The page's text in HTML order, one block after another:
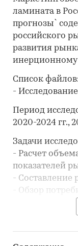
ламината в
прогнозы`
российского
развития
Список
-
Период
2020-2024 гг.,
Задачи
- Расчет
показателей
- Составление
- Обзор
- Анализ
-
В разделе